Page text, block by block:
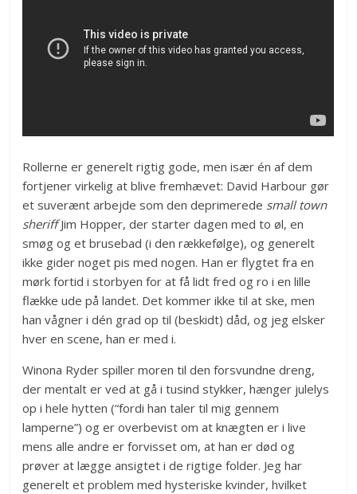
Rollerne er generelt rigtig gode, men især én af dem
fortjener virkelig at blive fremhævet: David Harbour gør
et suverænt arbejde som den deprimerede small town
sheriffJim Hopper, der starter dagen med to øl, en
smøg og et brusebad (i den rækkefølge), og generelt
ikke gider noget pis med nogen. Han er flygtet fra en
mørk fortid i storbyen for at få lidt fred og ro i en lille
flække ude på landet. Det kommer ikke til at ske, men
han vågner i dén grad op til (beskidt) dåd, og jeg elsker
hver en scene, han er med i.
Winona Ryder spiller moren til den forsvundne dreng,
der mentalt er ved at gå i tusind stykker, hænger julelys
op i hele hytten (“fordi han taler til mig gennem
lamperne”) og er overbevist om at knægten er i live
mens alle andre er forvisset om, at han er død og
prøver at lægge ansigtet i de rigtige folder. Jeg har
generelt et problem med hysteriske kvinder, hvilket